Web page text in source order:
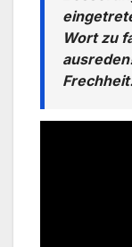
Wort zu